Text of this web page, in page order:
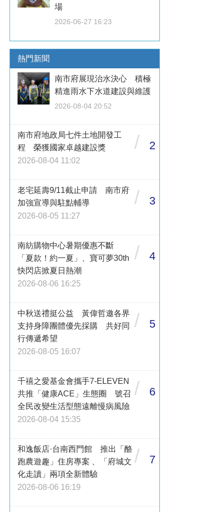
場
2026-06-27 16:23
熱門新聞
南市府展現治水決心 積極
精進雨水下水道建設與維護
2026-08-04 20:52
南市府地政局七件土地開發工
程 榮獲國家卓越建設獎
2026-08-04 11:02
/ 2
老宅延壽9/11截止申請 南市府
加強宣導與駐點輔導
2026-08-05 11:27
/ 3
南紡購物中心暑期優惠不斷
「夏款！約一夏」、寶可夢30th
快閃店掀夏日熱潮
2026-08-06 16:25
/ 4
中秋送禮挺公益 黃偉哲邀各界
支持身障團體優先採購 共好同
行傳遞希望
2026-08-05 16:07
/ 5
千禧之愛基金會攜手7-ELEVEN
共推「健康ACE」生態圈 號召
全民改變生活型態遠離慢病風險
2026-08-04 15:35
/ 6
和逸飯店·台南西門館 推出「酪
跑農遊趣」住房專案 、「府城文
化走讀」兩項全新體驗
2026-08-06 16:19
/ 7